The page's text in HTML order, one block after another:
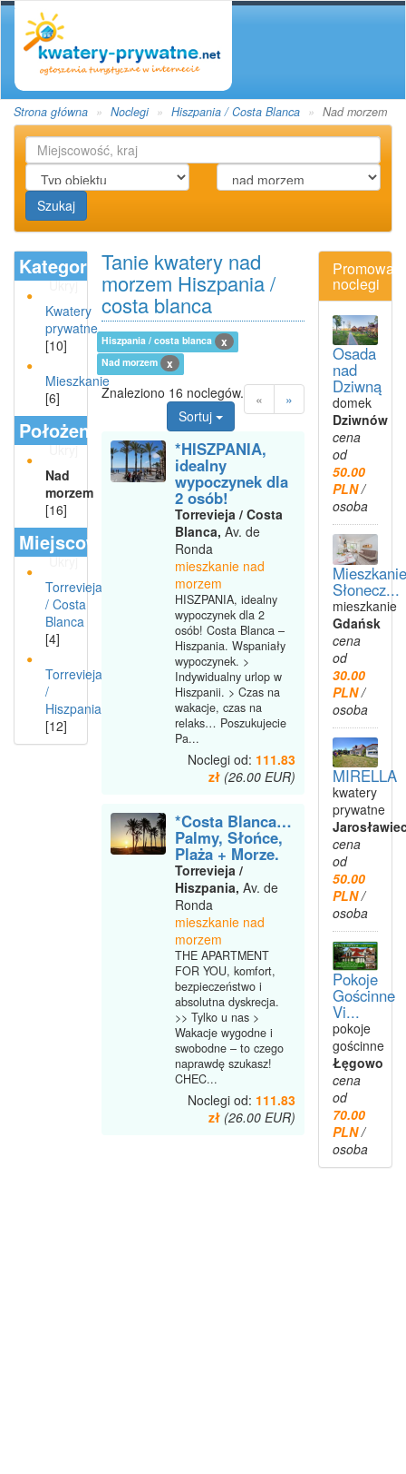
Strona główna Noclegi Hiszpania / Costa Blanca Nad morzem
Szukaj
Kategoria
Ukryj
Kwatery
prywatne
[10]
Mieszkanie
[6]
Położenie
Ukryj
Nad
morzem
[16]
Miejscowości
Ukryj
Torrevieja
/ Costa
Blanca
[4]
Torrevieja
/
Hiszpania
[12]
Tanie kwatery nad
morzem Hiszpania /
costa blanca
Hiszpania / costa blanca x
Nad morzem x
Znaleziono 16 noclegów. «
»
Sortuj
*HISZPANIA,
idealny
wypoczynek dla
2 osób!
Torrevieja / Costa
Blanca, Av. de
Ronda
mieszkanie nad
morzem
HISZPANIA, idealny
wypoczynek dla 2
osób! Costa Blanca –
Hiszpania. Wspaniały
wypoczynek. >
Indywidualny urlop w
Hiszpanii. > Czas na
wakacje, czas na
relaks… Poszukujecie
Pa...
Noclegi od: 111.83
zł (26.00 EUR)
*Costa Blanca…
Palmy, Słońce,
Plaża + Morze.
Torrevieja /
Hiszpania, Av. de
Ronda
mieszkanie nad
morzem
THE APARTMENT
FOR YOU, komfort,
bezpieczeństwo i
absolutna dyskrecja.
>> Tylko u nas >
Wakacje wygodne i
swobodne – to czego
naprawdę szukasz!
CHEC...
Noclegi od: 111.83
zł (26.00 EUR)
noclegi
Osada
nad
Dziwną
domek
Dziwnów
cena
od
50.00
PLN/
osoba
Mieszkanie
Słonecz...
mieszkanie
Gdańsk
cena
od
30.00
PLN/
osoba
MIRELLA
kwatery
prywatne
cena
od
50.00
PLN/
osoba
Pokoje
Gościnne
Vi...
pokoje
gościnne
Łęgowo
cena
od
70.00
PLN/
osoba